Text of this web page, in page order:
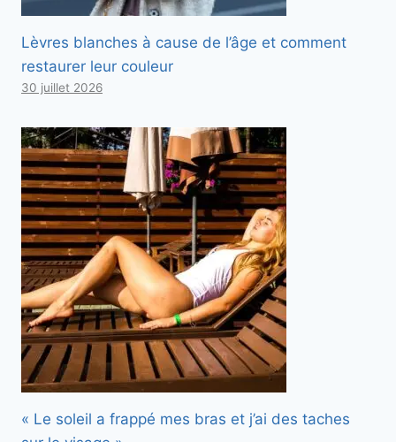
Lèvres blanches à cause de l’âge et comment
restaurer leur couleur
30 juillet 2026
« Le soleil a frappé mes bras et j’ai des taches